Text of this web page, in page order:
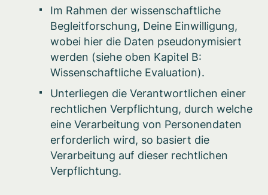
Im Rahmen der wissenschaftliche
Begleitforschung, Deine Einwilligung,
wobei hier die Daten pseudonymisiert
werden (siehe oben Kapitel B:
Wissenschaftliche Evaluation).
Unterliegen die Verantwortlichen einer
rechtlichen Verpflichtung, durch welche
eine Verarbeitung von Personendaten
erforderlich wird, so basiert die
Verarbeitung auf dieser rechtlichen
Verpflichtung.